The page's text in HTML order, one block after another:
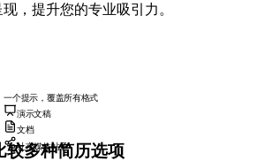
，提升您的专业吸引力。
一个提示，覆盖所有格式
演示文稿
文档
社交媒体帖子
较多种简历选项